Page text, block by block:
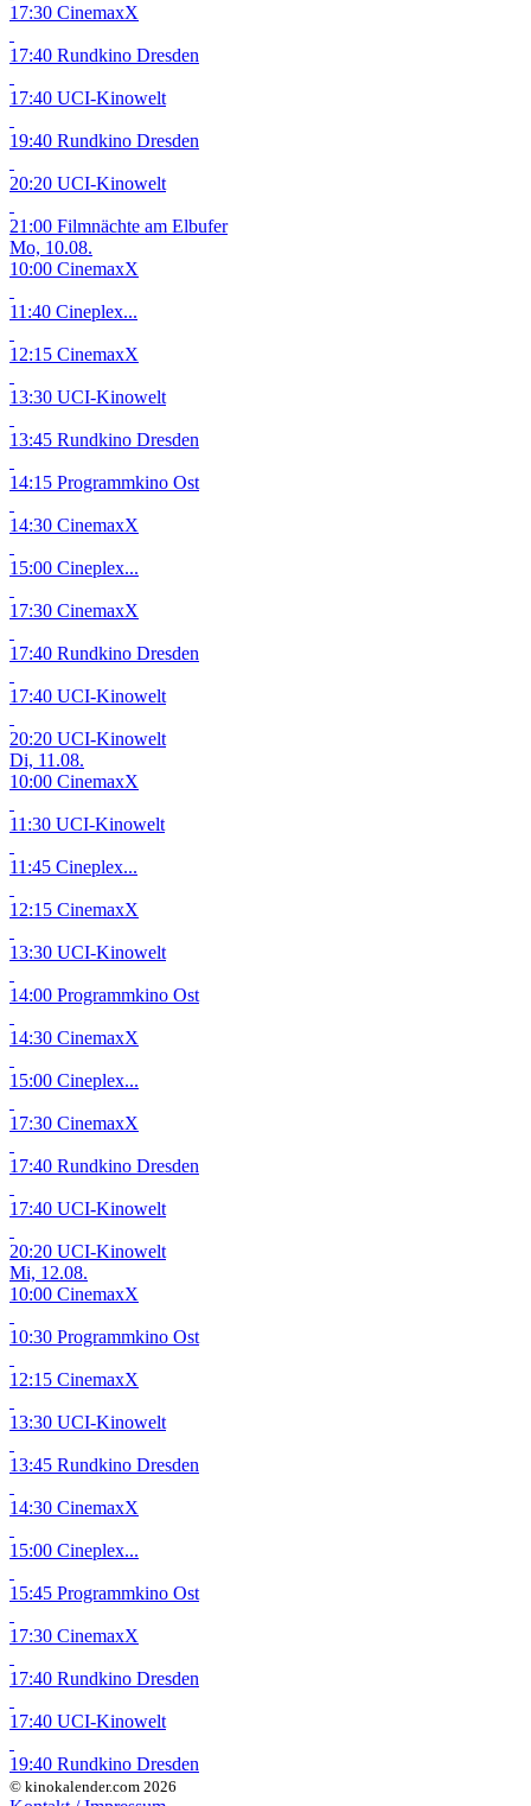
17:30 CinemaxX
17:40 Rundkino Dresden
17:40 UCI-Kinowelt
19:40 Rundkino Dresden
20:20 UCI-Kinowelt
21:00 Filmnächte am Elbufer
Mo, 10.08.
10:00 CinemaxX
11:40 Cineplex...
12:15 CinemaxX
13:30 UCI-Kinowelt
13:45 Rundkino Dresden
14:15 Programmkino Ost
14:30 CinemaxX
15:00 Cineplex...
17:30 CinemaxX
17:40 Rundkino Dresden
17:40 UCI-Kinowelt
20:20 UCI-Kinowelt
Di, 11.08.
10:00 CinemaxX
11:30 UCI-Kinowelt
11:45 Cineplex...
12:15 CinemaxX
13:30 UCI-Kinowelt
14:00 Programmkino Ost
14:30 CinemaxX
15:00 Cineplex...
17:30 CinemaxX
17:40 Rundkino Dresden
17:40 UCI-Kinowelt
20:20 UCI-Kinowelt
Mi, 12.08.
10:00 CinemaxX
10:30 Programmkino Ost
12:15 CinemaxX
13:30 UCI-Kinowelt
13:45 Rundkino Dresden
14:30 CinemaxX
15:00 Cineplex...
15:45 Programmkino Ost
17:30 CinemaxX
17:40 Rundkino Dresden
17:40 UCI-Kinowelt
19:40 Rundkino Dresden
© kinokalender.com 2026